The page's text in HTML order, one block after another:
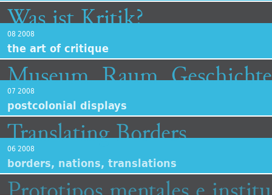
Was ist Kritik?
08 2008
the art of critique
Museum. Raum.
07 2008
postcolonial displays
Translating Borders
06 2008
borders, nations, translations